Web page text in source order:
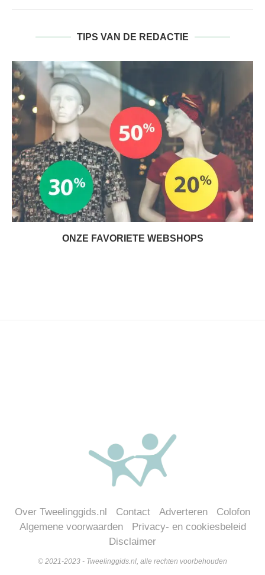
TIPS VAN DE REDACTIE
ONZE FAVORIETE WEBSHOPS
Over Tweelinggids.nl Contact Adverteren
Colofon
Algemene voorwaarden
Privacy- en cookiesbeleid
Disclaimer
© 2021-2023 - Tweelinggids.nl, alle rechten voorbehouden